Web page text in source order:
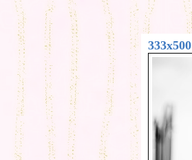
333x500